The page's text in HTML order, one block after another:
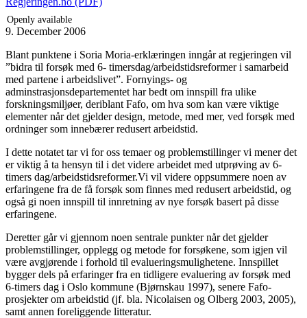
Openly available
9. December 2006
Blant punktene i Soria Moria-erklæringen inngår at regjeringen vil
”bidra til forsøk med 6- timersdag/arbeidstidsreformer i samarbeid
med partene i arbeidslivet”. Fornyings- og
adminstrasjonsdepartementet har bedt om innspill fra ulike
forskningsmiljøer, deriblant Fafo, om hva som kan være viktige
elementer når det gjelder design, metode, med mer, ved forsøk med
ordninger som innebærer redusert arbeidstid.
I dette notatet tar vi for oss temaer og problemstillinger vi mener det
er viktig å ta hensyn til i det videre arbeidet med utprøving av 6-
timers dag/arbeidstidsreformer.Vi vil videre oppsummere noen av
erfaringene fra de få forsøk som finnes med redusert arbeidstid, og
også gi noen innspill til innretning av nye forsøk basert på disse
erfaringene.
Deretter går vi gjennom noen sentrale punkter når det gjelder
problemstillinger, opplegg og metode for forsøkene, som igjen vil
være avgjørende i forhold til evalueringsmulighetene. Innspillet
bygger dels på erfaringer fra en tidligere evaluering av forsøk med
6-timers dag i Oslo kommune (Bjørnskau 1997), senere Fafo-
prosjekter om arbeidstid (jf. bla. Nicolaisen og Olberg 2003, 2005),
samt annen foreliggende litteratur.